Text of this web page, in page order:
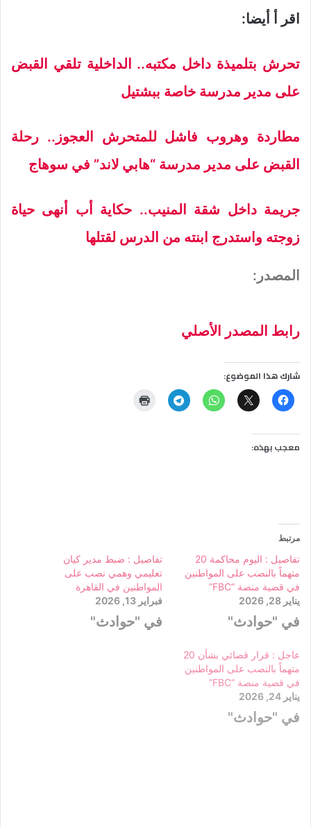
اقر أ أيضا:
تحرش بتلميذة داخل مكتبه.. الداخلية تلقي القبض
على مدير مدرسة خاصة ببشتيل
مطاردة وهروب فاشل للمتحرش العجوز.. رحلة
القبض على مدير مدرسة “هابي لاند” في سوهاج
جريمة داخل شقة المنيب.. حكاية أب أنهى حياة
زوجته واستدرج ابنته من الدرس لقتلها
المصدر:
رابط المصدر الأصلي
شارك هذا الموضوع:
معجب بهذه:
مرتبط
تفاصيل : اليوم محاكمة 20
متهماً بالنصب على المواطنين
في قضية منصة “FBC”
يناير 28, 2026
في "حوادث"
تفاصيل : ضبط مدير كيان
تعليمي وهمي نصب على
المواطنين في القاهرة
فبراير 13, 2026
في "حوادث"
عاجل : قرار قضائي بشأن 20
متهماً بالنصب على المواطنين
في قضية منصة “FBC”
يناير 24, 2026
في "حوادث"